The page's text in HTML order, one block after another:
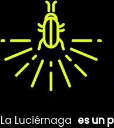
La Luciérnaga es un